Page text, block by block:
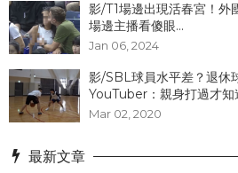
影/T1場邊出現活春宮！外
場邊主播看傻眼...
Jan 06, 2024
影/SBL球員水平差？退休
YouTuber：親身打過才知
Mar 02, 2020
最新文章